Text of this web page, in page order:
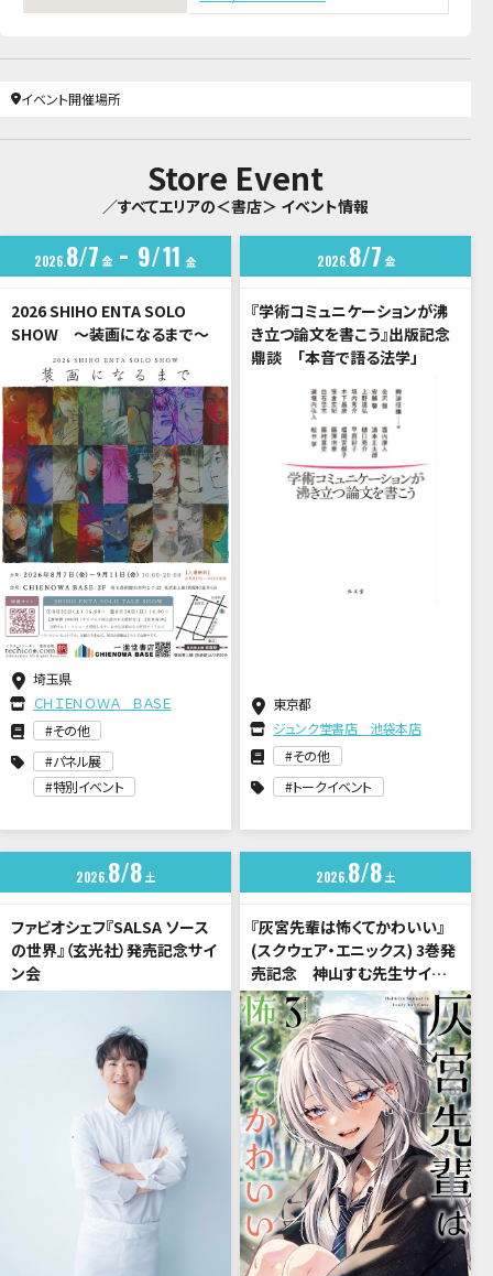
イベント開催場所
Store Event
／すべてエリアの＜書店＞ イベント情報
2026 8 7 金 9 11 金
2026 SHIHO ENTA SOLO
SHOW ～装画になるまで～
埼玉県
ＣＨＩＥＮＯＷＡ ＢＡＳＥ
その他
パネル展
特別イベント
20268 7 金
『学術コミュニケーションが沸
き立つ論文を書こう』出版記念
鼎談 「本音で語る法学」
東京都
ジュンク堂書店 池袋本店
その他
トークイベント
20268 8 土
ファビオシェフ『SALSA ソース
の世界』（玄光社）発売記念サイ
ン会
2026 8 8 土
『灰宮先輩は怖くてかわいい』
(スクウェア・エニックス) 3巻発
売記念 神山すむ先生サイン
会